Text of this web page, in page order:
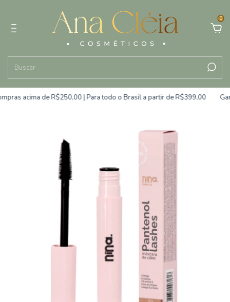
0
acima de R$250,00 | Para todo o Brasil a partir de R$399,00